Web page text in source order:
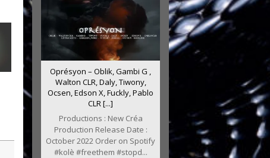
Oprésyon – Oblik, Gambi G ,
Walton CLR, Daly, Tiwony,
Ocsen, Edson X, Fuckly, Pablo
CLR [...]
Productions : New Créa
Production Release Date :
October 2022 Order on Spotify
#kolè #freethem #stopd...